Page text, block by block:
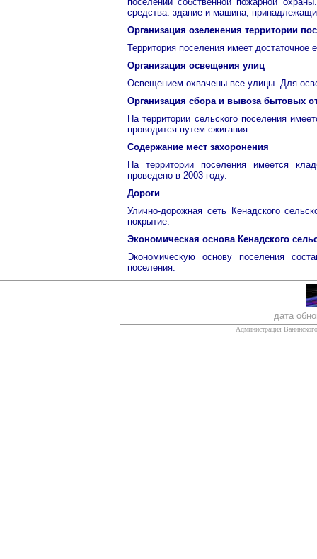
средства: здание и машина,
Организация озеленения территории
Территория поселения имеет достаточное
Организация освещения улиц
Освещением охвачены все улицы. Для
Организация сбора и вывоза бытовых
На территории сельского поселения
проводится путем сжигания.
Содержание мест захоронения
На территории поселения имеется
проведено в 2003 году.
Дороги
Улично-дорожная сеть Кенадского
покрытие.
Экономическая основа Кенадского
Экономическую основу поселения
поселения.
дата
Администрация